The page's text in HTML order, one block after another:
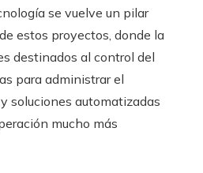
se vuelve un pilar
estos proyectos, donde la
destinados al control del
para administrar el
soluciones automatizadas
mucho más